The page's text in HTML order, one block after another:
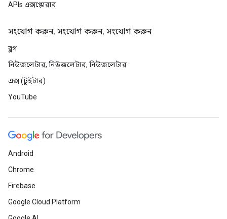
APIs এক্সপ্লোরার
সংযোগ করুন, সংযোগ করুন, সংযোগ করুন
ব্লগ
নিউজলেটার, নিউজলেটার, নিউজলেটার
এক্স (টুইটার)
YouTube
Android
Chrome
Firebase
Google Cloud Platform